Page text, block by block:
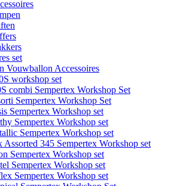
set
Vouwballon Accessoires
workshop set
combi Sempertex Workshop Set
Sempertex Workshop Set
Sempertex Workshop set
Sempertex Workshop set
Sempertex Workshop set
Assorted 345 Sempertex Workshop set
Sempertex Workshop set
Sempertex Workshop set
Sempertex Workshop set